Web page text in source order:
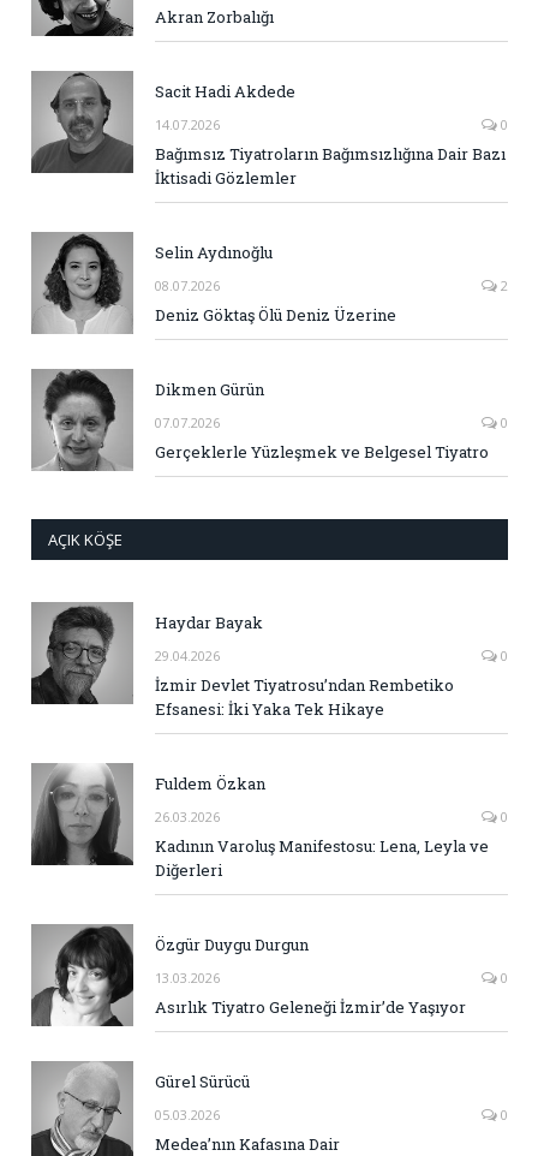
Akran Zorbalığı
Sacit Hadi Akdede
14.07.2026 0
Bağımsız Tiyatroların Bağımsızlığına Dair Bazı
İktisadi Gözlemler
Selin Aydınoğlu
08.07.2026 2
Deniz Göktaş Ölü Deniz Üzerine
Dikmen Gürün
07.07.2026 0
Gerçeklerle Yüzleşmek ve Belgesel Tiyatro
AÇIK KÖŞE
Haydar Bayak
29.04.2026 0
İzmir Devlet Tiyatrosu’ndan Rembetiko
Efsanesi: İki Yaka Tek Hikaye
Fuldem Özkan
26.03.2026 0
Kadının Varoluş Manifestosu: Lena, Leyla ve
Diğerleri
Özgür Duygu Durgun
13.03.2026 0
Asırlık Tiyatro Geleneği İzmir’de Yaşıyor
Gürel Sürücü
05.03.2026 0
Medea’nın Kafasına Dair